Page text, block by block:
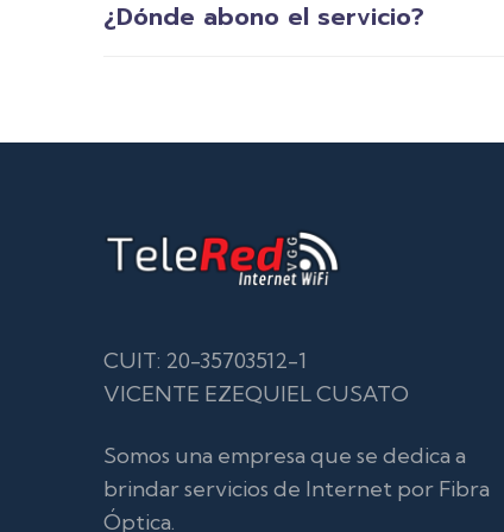
¿Dónde abono el servicio?
CUIT: 20-35703512-1
VICENTE EZEQUIEL CUSATO
Somos una empresa que se dedica a
brindar servicios de Internet por Fibra
Óptica.